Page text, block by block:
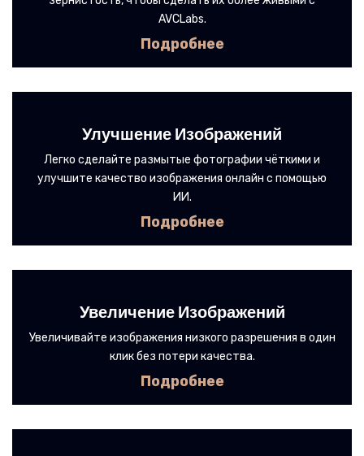
AVCLabs.
Подробнее
Улучшение Изображений
Легко сделайте размытые фотографии чёткими и
улучшите качество изображения онлайн с помощью
ИИ.
Подробнее
Увеличение Изображений
Увеличивайте изображения низкого разрешения в один
клик без потери качества.
Подробнее